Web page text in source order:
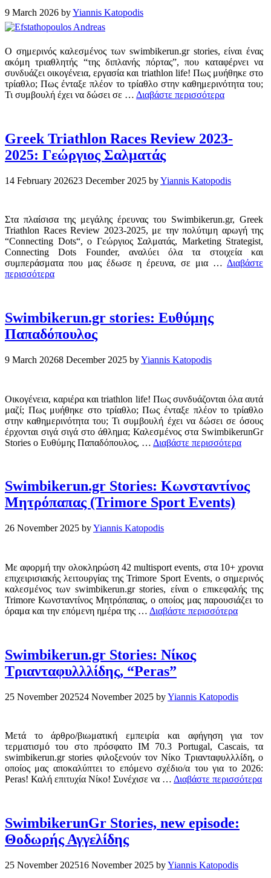
9 March 2026 byYiannis Katopodis
Ο σημερινός καλεσμένος των swimbikerun.gr stories, είναι ένας
ακόμη τριαθλητής “της διπλανής πόρτας”, που καταφέρνει να
συνδυάζει οικογένεια, εργασία και triathlon life! Πως μυήθηκε στο
τρίαθλο; Πως ένταξε πλέον το τρίαθλο στην καθημερινότητα του;
Τι συμβουλή έχει να δώσει σε … Διαβάστε περισσότερα
Greek Triathlon Races Review 2023-
2025: Γεώργιος Σαλματάς
14 February 202623 December 2025 byYiannis Katopodis
Στα πλαίσισα της μεγάλης έρευνας του Swimbikerun.gr, Greek
Triathlon Races Review 2023-2025, με την πολύτιμη αρωγή της
“Connecting Dots“, ο Γεώργιος Σαλματάς, Marketing Strategist,
Connecting Dots Founder, αναλύει όλα τα στοιχεία και
συμπεράσματα που μας έδωσε η έρευνα, σε μια … Διαβάστε
περισσότερα
Swimbikerun.gr stories: Ευθύμης
Παπαδόπουλος
9 March 20268 December 2025 byYiannis Katopodis
Οικογένεια, καριέρα και triathlon life! Πως συνδυάζονται όλα αυτά
μαζί; Πως μυήθηκε στο τρίαθλο; Πως ένταξε πλέον το τρίαθλο
στην καθημερινότητα του; Τι συμβουλή έχει να δώσει σε όσους
έρχονται σιγά σιγά στο άθλημα; Καλεσμένος στα SwimbikerunGr
Stories ο Ευθύμης Παπαδόπουλος, … Διαβάστε περισσότερα
Swimbikerun.gr Stories: Κωνσταντίνος
Μητρόπαπας (Trimore Sport Events)
26 November 2025 byYiannis Katopodis
Με αφορμή την ολοκληρώση 42 multisport events, στα 10+ χρονια
επιχειρισιακής λειτουργίας της Trimore Sport Events, ο σημερινός
καλεσμένος των swimbikerun.gr stories, είναι ο επικεφαλής της
Trimore Κωνσταντίνος Μητρόπαπας, ο οποίος μας παρουσιάζει το
όραμα και την επόμενη ημέρα της … Διαβάστε περισσότερα
Swimbikerun.gr Stories: Νίκος
Τριανταφυλλλίδης, “Peras”
25 November 202524 November 2025 byYiannis Katopodis
Μετά το άρθρο/βιωματική εμπειρία και αφήγηση για τον
τερματισμό του στο πρόσφατο IM 70.3 Portugal, Cascais, τα
swimbikerun.gr stories φιλοξενούν τον Νίκο Τριανταφυλλλίδη, ο
οποίος μας αποκαλύπτει το επόμενο σχέδιο/α του για το 2026:
Peras! Καλή επιτυχία Νίκο! Συνέχισε να … Διαβάστε περισσότερα
SwimbikerunGr Stories, new episode:
Θοδωρής Αγγελίδης
25 November 202516 November 2025 byYiannis Katopodis